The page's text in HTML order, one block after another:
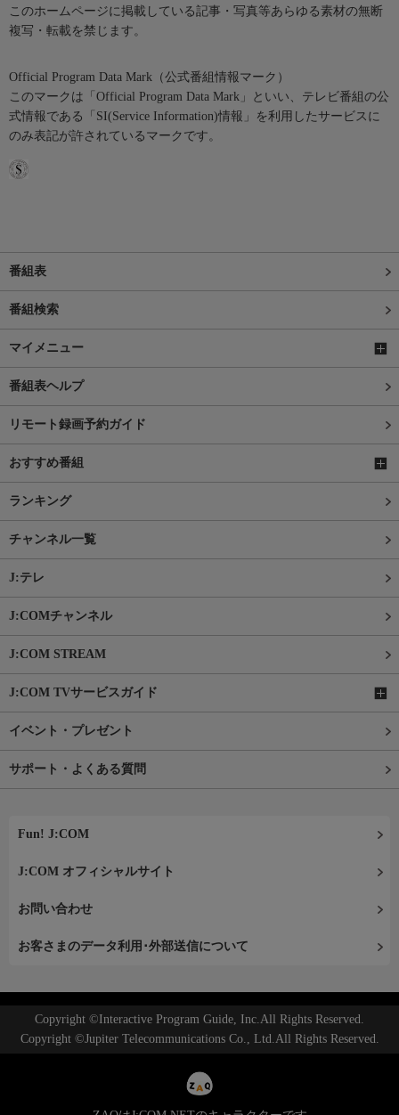
このホームページに掲載している記事・写真等あらゆる素材の無断
複写・転載を禁じます。
Official Program Data Mark（公式番組情報マーク）
このマークは「Official Program Data Mark」といい、テレビ番組の公
式情報である「SI(Service Information)情報」を利用したサービスに
のみ表記が許されているマークです。
番組表
番組検索
マイメニュー
番組表ヘルプ
リモート録画予約ガイド
おすすめ番組
ランキング
チャンネル一覧
J:テレ
J:COMチャンネル
J:COM STREAM
J:COM TVサービスガイド
イベント・プレゼント
サポート・よくある質問
Fun! J:COM
J:COM オフィシャルサイト
お問い合わせ
お客さまのデータ利用･外部送信について
Copyright ©Interactive Program Guide, Inc.All Rights Reserved.
Copyright ©Jupiter Telecommunications Co., Ltd.All Rights Reserved.